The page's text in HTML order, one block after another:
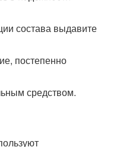
состава выдавите
постепенно
средством.